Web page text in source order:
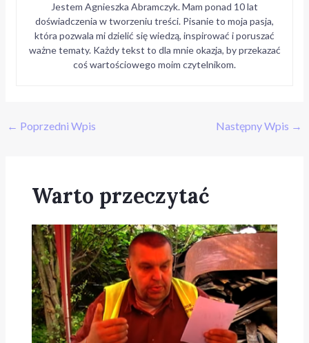
Jestem Agnieszka Abramczyk. Mam ponad 10 lat
doświadczenia w tworzeniu treści. Pisanie to moja pasja,
która pozwala mi dzielić się wiedzą, inspirować i poruszać
ważne tematy. Każdy tekst to dla mnie okazja, by przekazać
coś wartościowego moim czytelnikom.
← Poprzedni Wpis Następny Wpis →
Warto przeczytać